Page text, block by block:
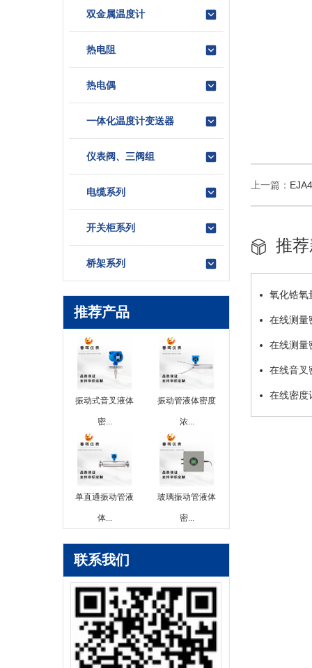
双金属温度计
热电阻
热电偶
一体化温度计变送器
仪表阀、三阀组
电缆系列
开关柜系列
桥架系列
推荐产品
振动式音叉液体
密...
振动管液体密度
浓...
单直通振动管液
体...
玻璃振动管液体
密...
联系我们
上一篇：
推
氧化锆氧
在线测量
在线测量
在线音叉
在线密度